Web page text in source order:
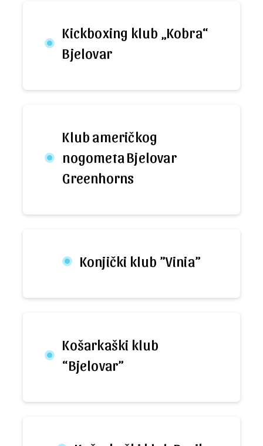
Kickboxing klub „Kobra“
Bjelovar
Klub američkog
nogometa Bjelovar
Greenhorns
Konjički klub ”Vinia”
Košarkaški klub
“Bjelovar”